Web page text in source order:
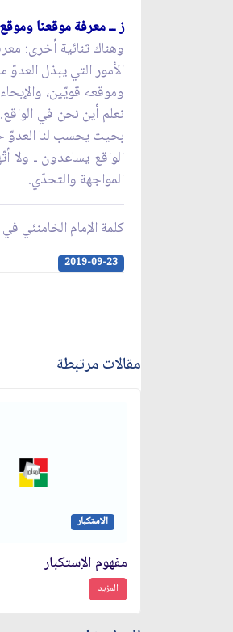
ز ــ معرفة موقعنا
وهناك ثنائية أخرى:
الأمور التي يبذل
وموقعه قويّين،
نعلم أين نحن في
بحيث يحسب لنا العدوّ
الواقع يساعدون ـ
المواجهة والتحدّي.
كلمة الإمام الخامنئي في
2019-09-23
مقالات مرتبطة
الاستكبار
مفهوم الإستكبار
المزيد